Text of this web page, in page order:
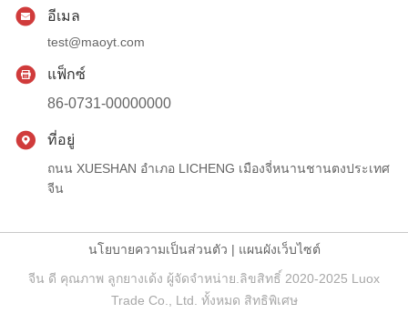
อีเมล
test@maoyt.com
แฟ็กซ์
86-0731-00000000
ที่อยู่
ถนน XUESHAN อำเภอ LICHENG เมืองจี่หนานชานตงประเทศ
จีน
นโยบายความเป็นส่วนตัว | แผนผังเว็บไซต์
จีน ดี คุณภาพ ลูกยางเด้ง ผู้จัดจําหน่าย.ลิขสิทธิ์ 2020-2025 Luox
Trade Co., Ltd. ทั้งหมด สิทธิพิเศษ